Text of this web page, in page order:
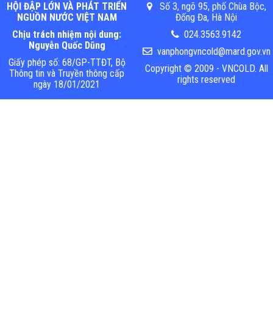
HỘI ĐẬP LỚN VÀ PHÁT TRIỂN
NGUỒN NƯỚC VIỆT NAM
Chịu trách nhiệm nội dung:
Nguyễn Quốc Dũng
Giấy phép số: 68/GP-TTĐT, Bộ
Thông tin và Truyền thông cấp
ngày 18/01/2021
Số 3, ngõ 95, phố Chùa Bộc,
Đống Đa, Hà Nội
024.3563.9142
vanphongvncold@mard.gov.vn
Copyright © 2009 - VNCOLD. All
rights reserved